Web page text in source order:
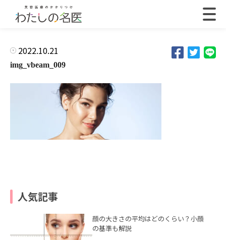
2022.10.21
img_vbeam_009
人気記事
顔の大きさの平均はどのくらい？小顔
の基準も解説